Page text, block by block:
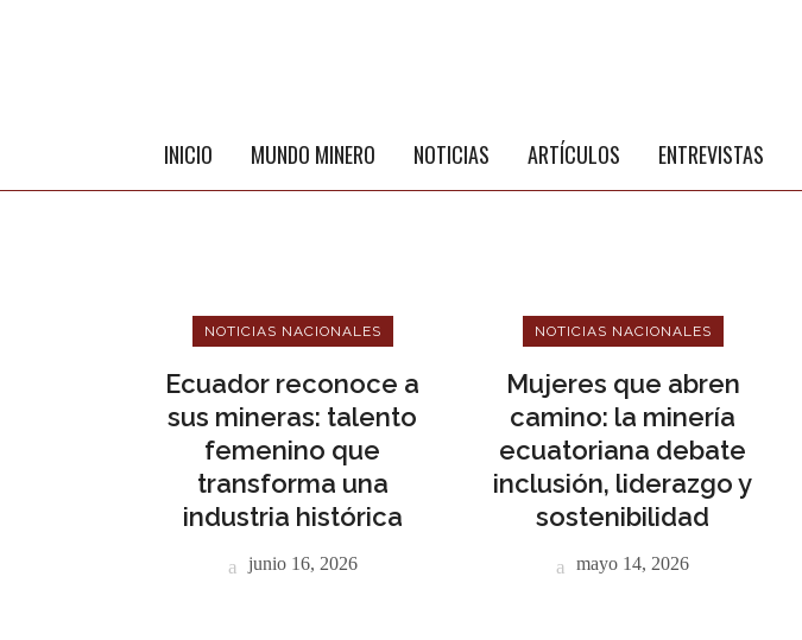
INICIO MUNDO MINERO NOTICIAS ARTÍCULOS ENTREVISTAS
NOTICIAS NACIONALES
Ecuador reconoce a
sus mineras: talento
femenino que
transforma una
industria histórica
junio 16, 2026
NOTICIAS NACIONALES
Mujeres que abren
camino: la minería
ecuatoriana debate
inclusión, liderazgo y
sostenibilidad
mayo 14, 2026